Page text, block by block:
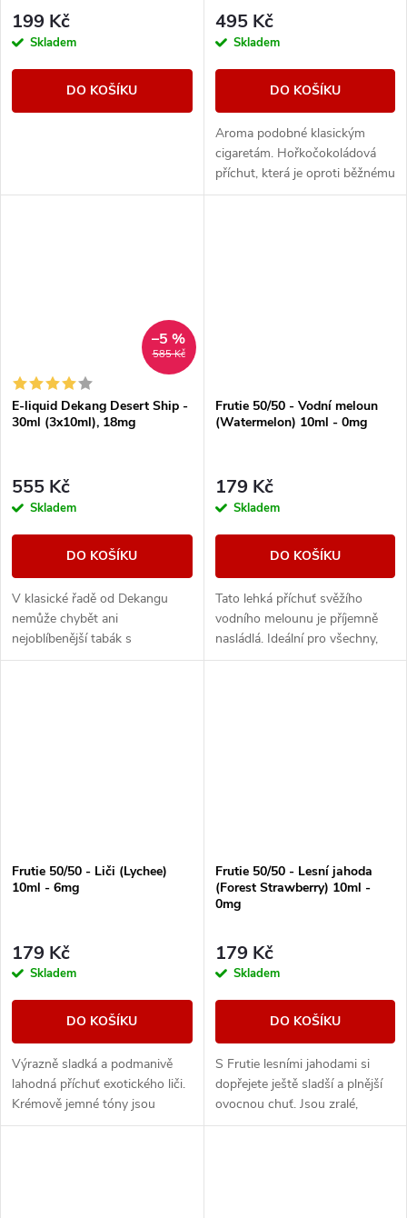
199 Kč
Skladem
DO KOŠÍKU
495 Kč
Skladem
DO KOŠÍKU
Aroma podobné klasickým
cigaretám. Hořkočokoládová
příchut, která je oproti běžnému
tabáku jemnější a nasládlejší. Z
585 Kč
–5 %
E-liquid Dekang Desert Ship -
30ml (3x10ml), 18mg
555 Kč
Skladem
DO KOŠÍKU
V klasické řadě od Dekangu
nemůže chybět ani
nejoblíbenější tabák s
legendárním velbloudem.
Frutie 50/50 - Vodní meloun
(Watermelon) 10ml - 0mg
179 Kč
Skladem
DO KOŠÍKU
Tato lehká příchuť svěžího
vodního melounu je příjemně
nasládlá. Ideální pro všechny,
kteří si chtějí odpočinou od
Frutie 50/50 - Liči (Lychee)
10ml - 6mg
179 Kč
Skladem
DO KOŠÍKU
Výrazně sladká a podmanivě
lahodná příchuť exotického liči.
Krémově jemné tóny jsou
nepopsatelně svůdné a s
Frutie 50/50 - Lesní jahoda
(Forest Strawberry) 10ml -
0mg
179 Kč
Skladem
DO KOŠÍKU
S Frutie lesními jahodami si
dopřejete ještě sladší a plnější
ovocnou chuť. Jsou zralé,
pořádně šťavnaté a ve vaší e-